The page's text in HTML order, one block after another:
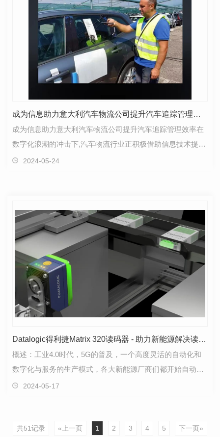
成为信息助力意大利汽车物流公司提升汽车追踪管理效率
成为信息助力意大利汽车物流公司提升汽车追踪管理效率在
数字化浪潮的冲击下,汽车物流行业正积极借助信息技术提升
管理与追踪效率。传统的汽车物流公司通常采用手动…
2024-05-24
Datalogic得利捷Matrix 320读码器 - 助力新能源解决读码难题！
概述：工业4.0时代，5G的普及，一个高度灵活的自动化和
数字化与服务的生产模式，各大新能源厂商们都开始自动化
生产线的建设，以此满足市场需求。挑战：国内某新能…
2024-05-17
共51记录 «上一页 1 2 3 4 5 下一页»